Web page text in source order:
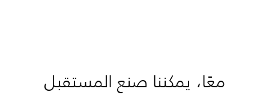
معًا، يمكننا صنع المستقبل